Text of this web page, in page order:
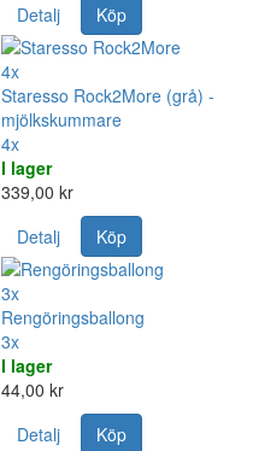
Detalj
Köp
4x
Staresso Rock2More (grå) -
mjölkskummare
4x
I lager
339,00 kr
Detalj
Köp
3x
Rengöringsballong
3x
I lager
44,00 kr
Detalj
Köp